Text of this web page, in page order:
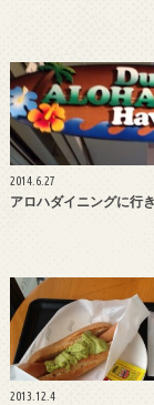
2014.6.27
アロハダイニングに行
2013.12.4